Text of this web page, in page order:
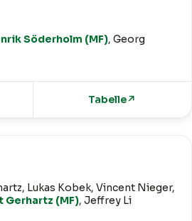
Söderholm (MF), Georg
Tabelle↗
Lukas Kobek, Vincent Nieger,
Gerhartz (MF), Jeffrey Li